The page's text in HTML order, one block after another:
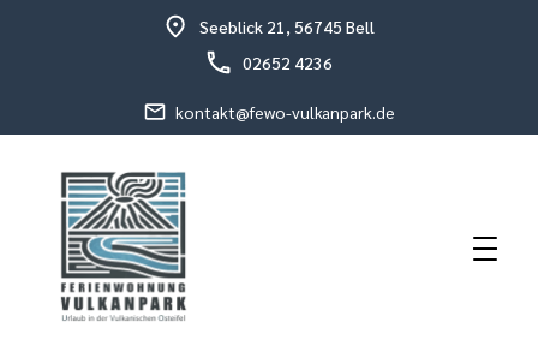
Seeblick 21, 56745 Bell
02652 4236
kontakt@fewo-vulkanpark.de